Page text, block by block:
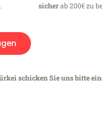
sicherab 200€ zu
schicken Sie uns bitte